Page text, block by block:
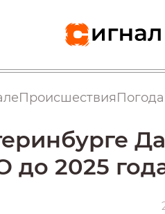
ПроисшествияПогода
до 2025